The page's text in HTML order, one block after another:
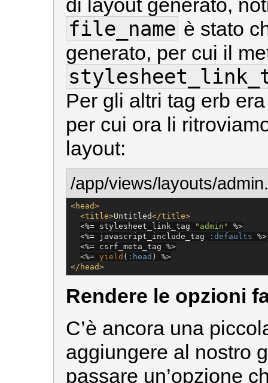
di layout generato,
file_name è stato
generato, per cui il
Per gli altri tag erb
per cui ora li
layout:
/app/views/layouts/
<head>
<title>Untitled</title>
<%= stylesheet_link_tag " admin "
%>
<%= javascript_include_tag :defaults %>
<%= csrf_meta_tag %>
<%= yield ( :head ) %>
</head>
Rendere le opzioni
C’è ancora una
aggiungere al nostro
passare un’opzione